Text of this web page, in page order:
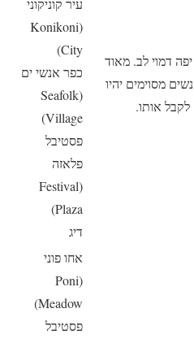
דמוי לב. מאוד
מסוימים יהיו
אותו.
עיר קוניקוני
(Konikoni
City)
כפר אנשי ים
(Seafolk
Village)
פסטיבל
פלאזה
(Festival
Plaza)
דיג
אחו פוני
(Poni
Meadow)
פסטיבל